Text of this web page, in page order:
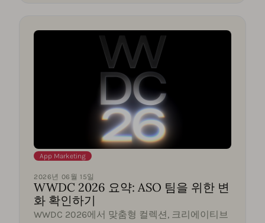
App Marketing
2026년 06월 15일
WWDC 2026 요약: ASO 팀을 위한 변
화 확인하기
WWDC 2026에서 맞춤형 컬렉션, 크리에이티브